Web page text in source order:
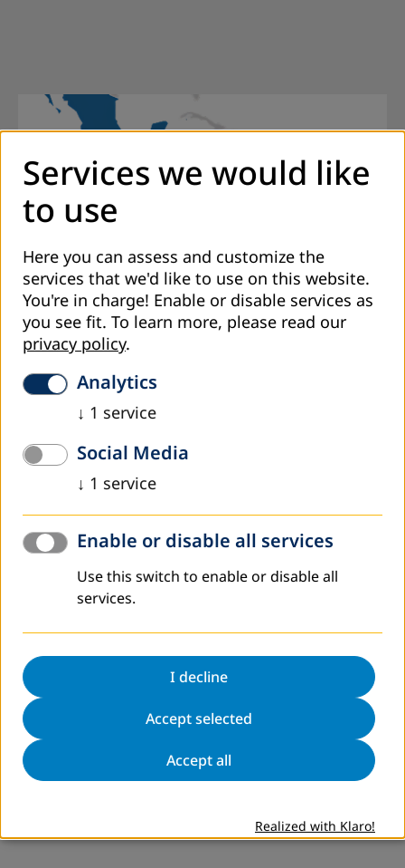
Welcome to DVV International South America
more information
Services we would like
to use
Here you can assess and customize the
services that we'd like to use on this website.
You're in charge! Enable or disable services as
you see fit. To learn more, please read our
privacy policy.
Analytics
↓ 1 service
Social Media
↓ 1 service
Enable or disable all services
Use this switch to enable or disable all
services.
I decline
Accept selected
Accept all
Realized with Klaro!